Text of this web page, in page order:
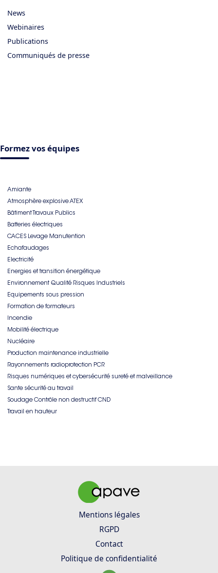
News
Webinaires
Publications
Communiqués de presse
Formez vos équipes
Amiante
Atmosphère explosive ATEX
Bâtiment Travaux Publics
Batteries électriques
CACES Levage Manutention
Echafaudages
Electricité
Energies et transition énergétique
Environnement Qualité Risques Industriels
Equipements sous pression
Formation de formateurs
Incendie
Mobilité électrique
Nucléaire
Production maintenance industrielle
Rayonnements radioprotection PCR
Risques numériques et cybersécurité sureté et malveillance
Sante sécurité au travail
Soudage Contrôle non destructif CND
Travail en hauteur
Mentions légales
RGPD
Contact
Politique de confidentialité